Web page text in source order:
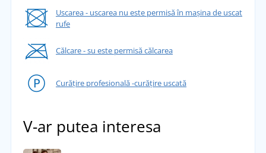
Uscarea - uscarea nu este permisă în mașina de uscat
rufe
Călcare - su este permisă călcarea
Curățire profesională -curățire uscată
V-ar putea interesa